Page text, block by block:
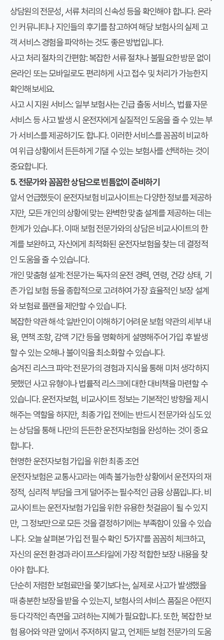
상담원의 전문성, 서류 처리의 신속성 등을 확인해야 합니다. 온라
인 커뮤니티나 지인들의 후기를 참고하여 해당 보험사의 실제 고
객 서비스 경험을 파악하는 것도 좋은 방법입니다.
사고 처리 절차의 간편함: 복잡한 서류 절차나 불필요한 방문 없이
온라인 또는 모바일로도 편리하게 사고 접수 및 처리가 가능한지
확인해보세요.
사고 시 지원 서비스: 일부 보험사는 긴급 출동 서비스, 법률 자문
서비스 등 사고 발생 시 운전자에게 실질적인 도움을 줄 수 있는 부
가 서비스를 제공하기도 합니다. 이러한 서비스를 꼼꼼히 비교하
여 위급 상황에서 든든하게 기댈 수 있는 보험사를 선택하는 것이
중요합니다.
5. 전문가와 꼼꼼한 상담으로 빈틈없이 준비하기
앞서 언급했듯이 운전자보험 비교사이트는 다양한 정보를 제공하
지만, 모든 개인의 상황에 맞는 완벽한 맞춤 설계를 제공하는 데는
한계가 있습니다. 이때 보험 전문가와의 상담은 비교사이트의 한
계를 보완하고, 자신에게 최적화된 운전자보험을 찾는 데 결정적
인 도움을 줄 수 있습니다.
개인 맞춤형 설계 : 전문가는 독자의 운전 경력, 연령, 건강 상태, 기
존 가입 보험 등을 종합적으로 고려하여 가장 효율적인 보장 설계
와 보험료 플랜을 제안할 수 있습니다.
복잡한 약관 해석: 일반인이 이해하기 어려운 보험 약관의 세부 내
용, 면책 조항, 감액 기간 등을 명확하게 설명해주어 가입 후 발생
할 수 있는 오해나 불이익을 최소화할 수 있습니다.
숨겨진 리스크 파악: 전문가의 경험과 지식을 통해 미처 생각하지
못했던 사고 유형이나 법률적 리스크에 대한 대비책을 마련할 수
있습니다. 운전자보험, 비교사이트 정보는 기본적인 방향을 제시
해주는 역할을 하지만, 최종 가입 전에는 반드시 전문가와 심도 있
는 상담을 통해 나만의 든든한 운전자보험을 완성하는 것이 중요
합니다.
현명한 운전자보험 가입을 위한 최종 조언
운전자보험은 교통사고라는 예측 불가능한 상황에서 운전자의 재
정적, 심리적 부담을 크게 덜어주는 필수적인 금융 상품입니다. 비
교사이트는 운전자보험 가입을 위한 유용한 첫걸음이 될 수 있지
만, 그 정보만으로 모든 것을 결정하기에는 부족함이 있을 수 있습
니다. 오늘 살펴본 '가입 전 필수 확인 5가지'를 꼼꼼히 체크하고,
자신의 운전 환경과 라이프스타일에 가장 적합한 보장 내용을 찾
아야 합니다.
단순히 저렴한 보험료만을 쫓기보다는, 실제로 사고가 발생했을
때 충분한 보장을 받을 수 있는지, 보험사의 서비스 품질은 어떤지
등 다각적인 측면을 고려하는 지혜가 필요합니다. 또한, 복잡한 보
험 용어와 약관 앞에서 주저하지 말고, 언제든 보험 전문가의 도움